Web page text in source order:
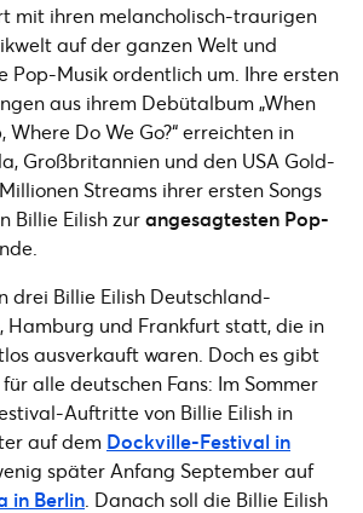
mit ihren melancholisch-traurigen
auf der ganzen Welt und
Pop-Musik ordentlich um. Ihre ersten
aus ihrem Debütalbum „When
Where Do We Go?“ erreichten in
Großbritannien und den USA Gold-
Streams ihrer ersten Songs
Billie Eilish zurangesagtesten Pop-
drei Billie Eilish Deutschland-
Hamburg und Frankfurt statt, die in
ausverkauft waren. Doch es gibt
alle deutschen Fans: Im Sommer
Auftritte von Billie Eilish in
auf dem Dockville-Festival in
später Anfang September auf
in Berlin . Danach soll die Billie Eilish